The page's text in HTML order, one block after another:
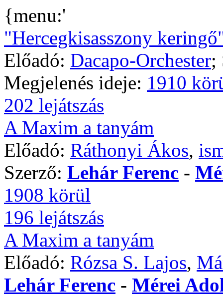
{menu:'
"Hercegkisasszony
Előadó: Dacapo-Orchester;
Megjelenés ideje: 1910
202 lejátszás
A Maxim a tanyám
Előadó: Ráthonyi Ákos,
Szerző: Lehár Ferenc -
1908 körül
196 lejátszás
A Maxim a tanyám
Előadó: Rózsa S. Lajos,
Lehár Ferenc - Mérei